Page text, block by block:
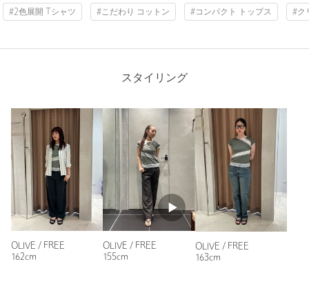
購入サイズ：FREE
｜
購入カラー：BLACK
ちょうど良いコンパクトさで合わせやすい。
年代：
20代後半
身長：
153cm
普段の着用サイズ：
S
1人が参考になったと回答
参考になった
#2色展開 Tシャツ #こだわり コットン #コンパクト トップス #ク
スタイリング
OLIVE / FREE
162cm
OLIVE / FREE
155cm
OLIVE / FREE
163cm